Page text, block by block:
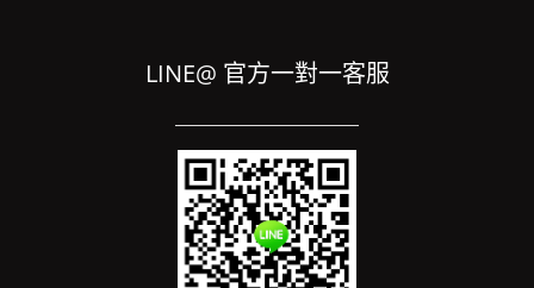
LINE@ 官方一對一客服